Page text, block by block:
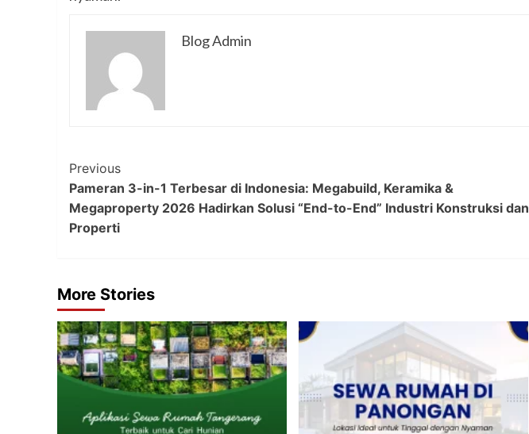
Blog Admin
Post
Navigation
Previous
Pameran 3-in-1 Terbesar di Indonesia: Megabuild, Keramika &
Megaproperty 2026 Hadirkan Solusi “End-to-End” Industri Konstruksi dan
Properti
More Stories